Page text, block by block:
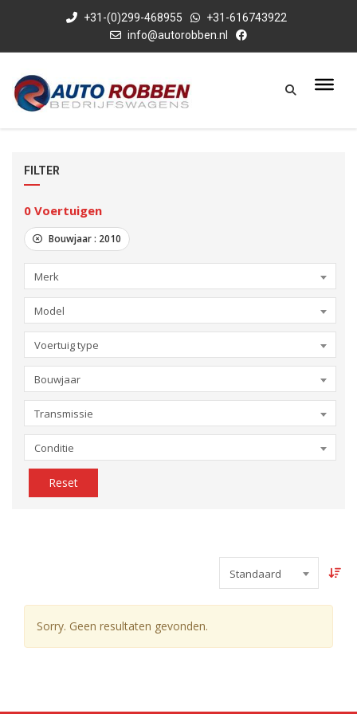
+31-(0)299-468955
+31-616743922
info@autorobben.nl
FILTER
0 Voertuigen
Bouwjaar : 2010
Merk
Model
Voertuig type
Bouwjaar
Transmissie
Conditie
Reset
Standaard
Sorry. Geen resultaten gevonden.